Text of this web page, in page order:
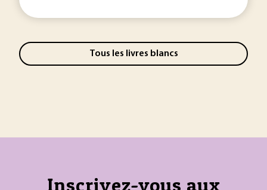
Tous les livres blancs
Inscrivez-vous aux